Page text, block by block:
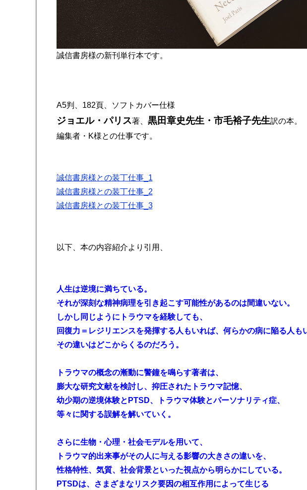
誠信書房様の新刊単行本です。
A5判、182頁、ソフトカバー仕様
ジョエル・パリス著、 黒田章史先生・市毛裕子先生訳の本。
編集者・K様との仕事です。
誠信書房様との装丁仕事_1
誠信書房様との装丁仕事_2
誠信書房様との装丁仕事_3
以下、本の内容紹介より引用、
人生は逆境に満ちている。
それが深刻な精神病理を引き起こす可能性があるのは間違いない。
しかし同じようにトラウマを経験しても、
回復力＝レジリエンスを発揮する人もいれば、何らかの病に陥る人も
その違いはどこからくるのだろう。
トラウマの概念の漸動に警鐘を鳴らす著者は、
膨大な研究文献を検討し、抑圧されたトラウマ記憶、
幼少期の逆境体験とPTSD、トラウマ体験とパーソナリティ症、
等々に関する誤解を解いていく。
さらに生物・心理・社会モデルを用いて、
トラウマ的出来事がその人に与える影響の大きさの違いを、
性格特性、気質、社会背景といった視点から明らかにしている。
PTSDは、さまざまなリスク要因の相互作用によって生じる